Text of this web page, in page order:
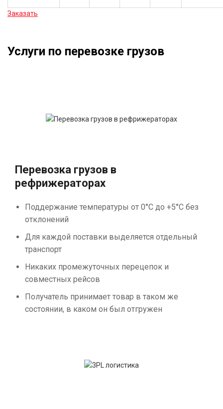
Заказать
Услуги по перевозке грузов
Перевозка грузов в
рефрижераторах
Поддержание температуры от 0°С до +5°С без
отклонений
Для каждой поставки выделяется отдельный
транспорт
Никаких промежуточных перецепок и
совместных рейсов
Получатель принимает товар в таком же
состоянии, в каком он был отгружен